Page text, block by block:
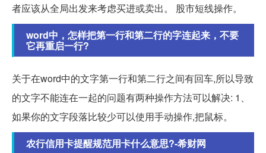
者应该从全局出发来考虑买进或卖出。 股市短线操作。
word中，怎样把第一行和第二行的字连起来，不要
它再重启一行?
关于在word中的文字第一行和第二行之间有回车,所以导致
的文字不能连在一起的问题有两种操作方法可以解决: 1、
如果你的文字段落比较少可以使用手动操作,把鼠标。
农行信用卡提醒规范用卡什么意思?-希财网